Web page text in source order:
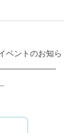
ベントのお知ら